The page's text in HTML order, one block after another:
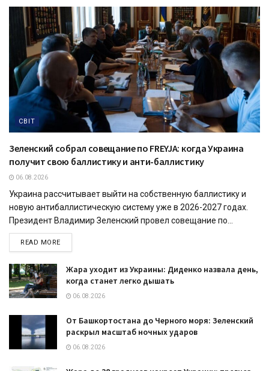
СВІТ
Зеленский собрал совещание по FREYJA: когда Украина
получит свою баллистику и анти-баллистику
06.08.2026
Украина рассчитывает выйти на собственную баллистику и
новую антибаллистическую систему уже в 2026-2027 годах.
Президент Владимир Зеленский провел совещание по...
READ MORE
Жара уходит из Украины: Диденко назвала день,
когда станет легко дышать
06.08.2026
От Башкортостана до Черного моря: Зеленский
раскрыл масштаб ночных ударов
06.08.2026